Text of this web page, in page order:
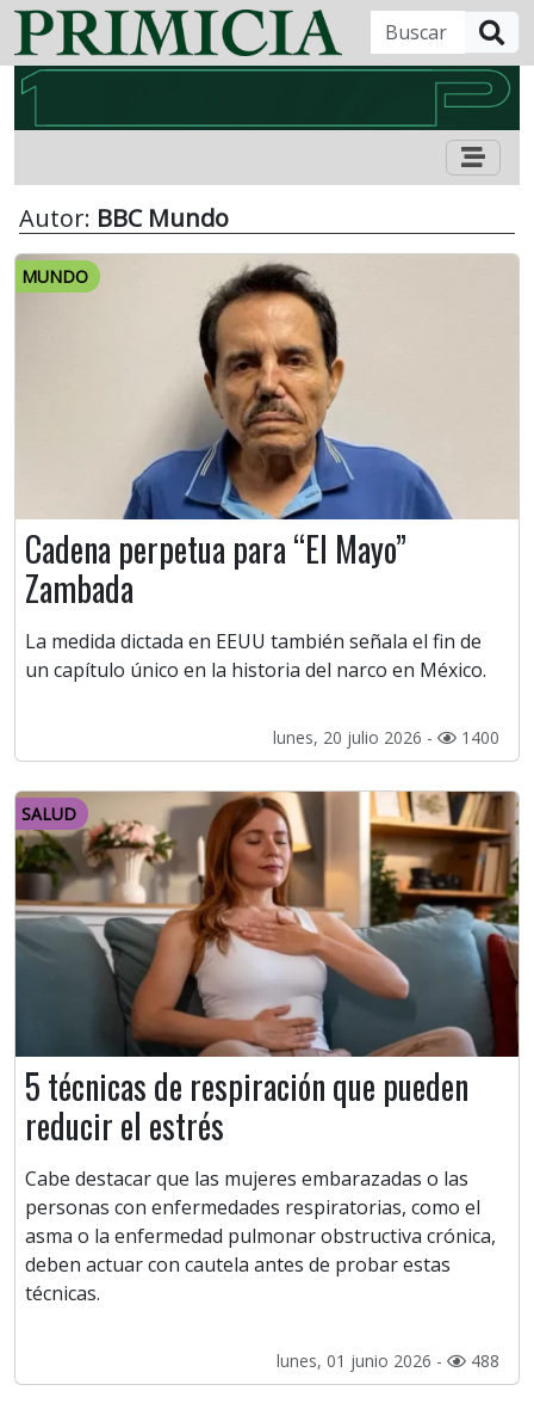
Autor: BBC Mundo
MUNDO
Cadena perpetua para “El Mayo”
Zambada
La medida dictada en EEUU también señala el fin de
un capítulo único en la historia del narco en México.
lunes, 20 julio 2026 - 1400
SALUD
5 técnicas de respiración que pueden
reducir el estrés
Cabe destacar que las mujeres embarazadas o las
personas con enfermedades respiratorias, como el
asma o la enfermedad pulmonar obstructiva crónica,
deben actuar con cautela antes de probar estas
técnicas.
lunes, 01 junio 2026 - 488